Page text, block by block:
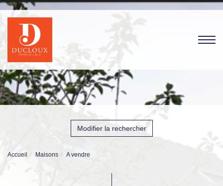
Modifier la rechercher
Accueil Maisons A vendre